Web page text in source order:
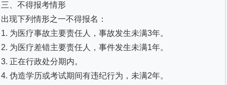
三、不得报考情形
出现下列情形之一不得报名：
1. 为医疗事故主要责任人，事故发生未满3年。
2. 为医疗差错主要责任人，事件发生未满1年。
3. 正在行政处分期内。
4. 伪造学历或考试期间有违纪行为，未满2年。